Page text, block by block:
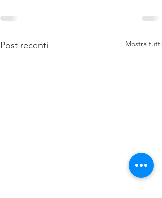
Post recenti Mostra tutti